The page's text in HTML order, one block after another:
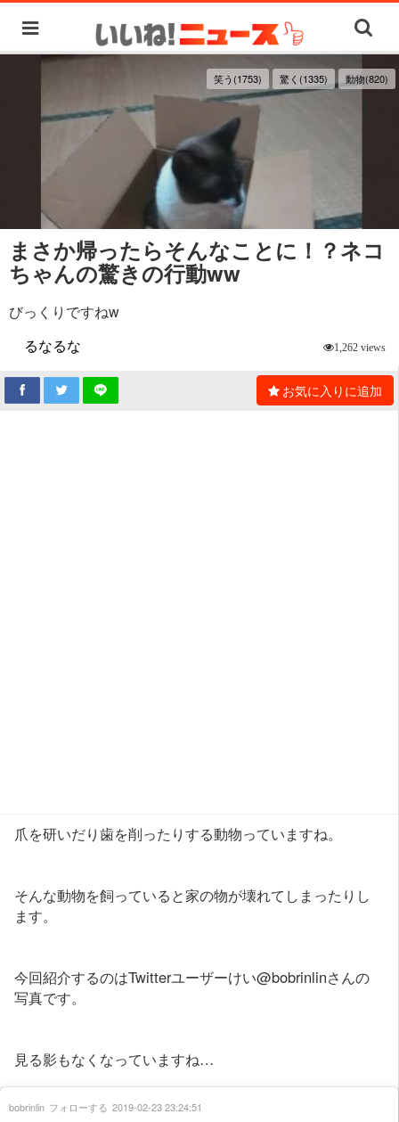
笑う(1753) 驚く(1335) 動物(820)
まさか帰ったらそんなことに！？ネコ
ちゃんの驚きの行動ww
びっくりですねw
るなるな
1,262 views
お気に入りに追加
爪を研いだり歯を削ったりする動物っていますね。
そんな動物を飼っていると家の物が壊れてしまったりし
ます。
今回紹介するのはTwitterユーザーけい@bobrinlinさんの
写真です。
見る影もなくなっていますね…
bobrinlin フォローする 2019-02-23 23:24:51